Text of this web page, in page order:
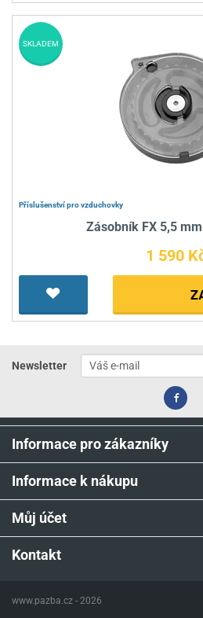
Příslušenství pro vzduchovky
Zásobník FX 5,5
1 590
SKLADEM
Newsletter
Informace pro zákazníky
Informace k nákupu
Můj účet
Kontakt
www.pazba.cz - 2026